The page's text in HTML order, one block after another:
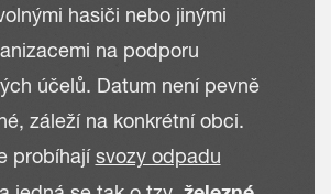
hasiči nebo jinými
na podporu
účelů. Datum není pevně
záleží na konkrétní obci.
probíhajísvozy odpadu